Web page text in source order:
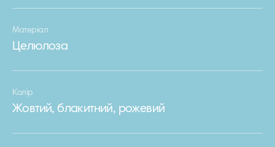
Матеріал
Целюлоза
Колір
Жовтий, блакитний, рожевий